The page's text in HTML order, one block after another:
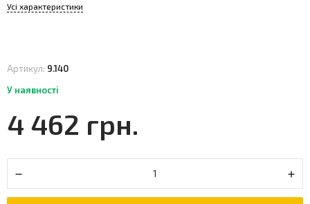
Усі характеристики
Артикул: 9.140
У наявності
4 462 грн.